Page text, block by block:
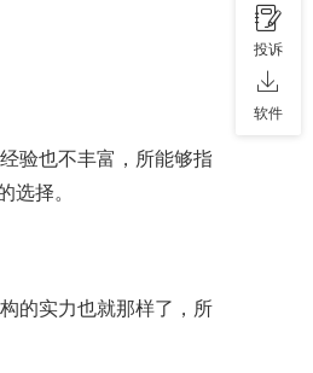
验也不丰富，所能够指
择。
的实力也就那样了，所
投诉
软件